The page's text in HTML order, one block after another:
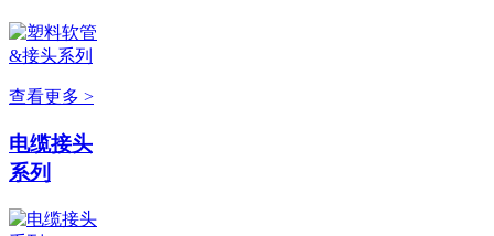
查看更多 >
电缆接头
系列